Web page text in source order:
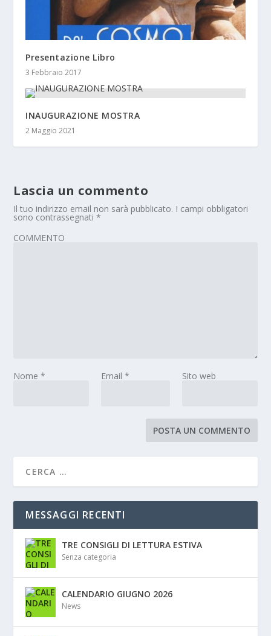
Presentazione Libro
3 Febbraio 2017
INAUGURAZIONE MOSTRA
2 Maggio 2021
Lascia un commento
Il tuo indirizzo email non sarà pubblicato. I campi obbligatori
sono contrassegnati*
COMMENTO
Nome* Email * Sito web
MESSAGGI RECENTI
TRE CONSIGLI DI LETTURA ESTIVA
Senza categoria
CALENDARIO GIUGNO 2026
News